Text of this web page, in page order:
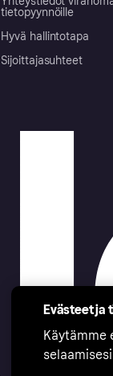
tietopyynnöille
Hyvä hallintotapa
Sijoittajasuhteet
Evästeet ja
Käytämme